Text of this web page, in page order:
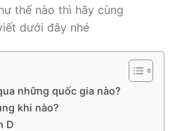
thế nào thì hãy cùng
dưới đây nhé
những quốc gia nào?
khi nào?
D